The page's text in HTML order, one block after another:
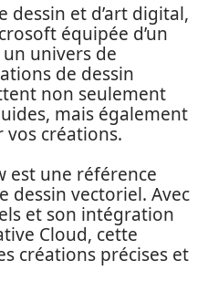
dessin et d’art digital,
équipée d’un
univers de
de dessin
non seulement
mais également
vos créations.
est une référence
dessin vectoriel. Avec
et son intégration
Cloud, cette
créations précises et